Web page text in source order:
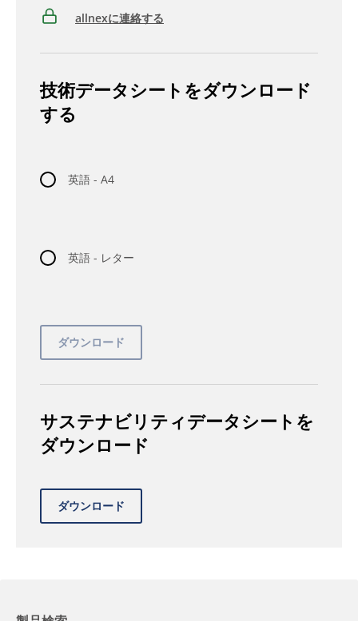
allnexに連絡する
技術データシートをダウンロード
する
英語 - A4
英語 - レター
サステナビリティデータシートを
ダウンロード